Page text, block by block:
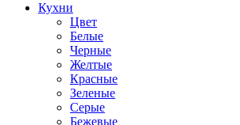
Кухни
Цвет
Белые
Черные
Желтые
Красные
Зеленые
Серые
Бежевые